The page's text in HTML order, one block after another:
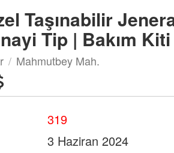
Taşınabilir
Tip | Bakım
Mahmutbey Mah.
319
3 Haziran 2024